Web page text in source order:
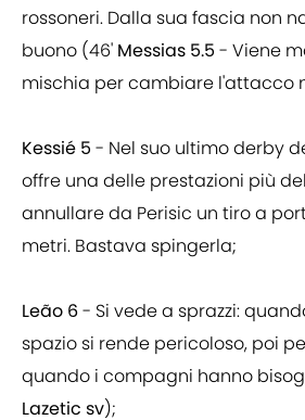
rossoneri. Dalla sua fascia non
buono (46' Messias 5.5 - Viene
mischia per cambiare l'attacco
Kessié 5 - Nel suo ultimo derby
offre una delle prestazioni più
annullare da Perisic un tiro a
metri. Bastava spingerla;
Leão 6- Si vede a sprazzi:
spazio si rende pericoloso, poi
quando i compagni hanno
Lazetic sv);